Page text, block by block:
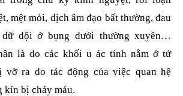
mệt mỏi, dịch âm đạo bất thường, đau
dữ dội ở bụng dưới thường xuyên…
là do các khối u ác tính nằm ở tử
vỡ ra do tác động của việc quan hệ
kín bị chảy máu.